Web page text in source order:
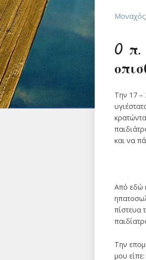
Μοναχός
O
Την 17 –
και να
Από εδώ
πίστευα
Την
μου